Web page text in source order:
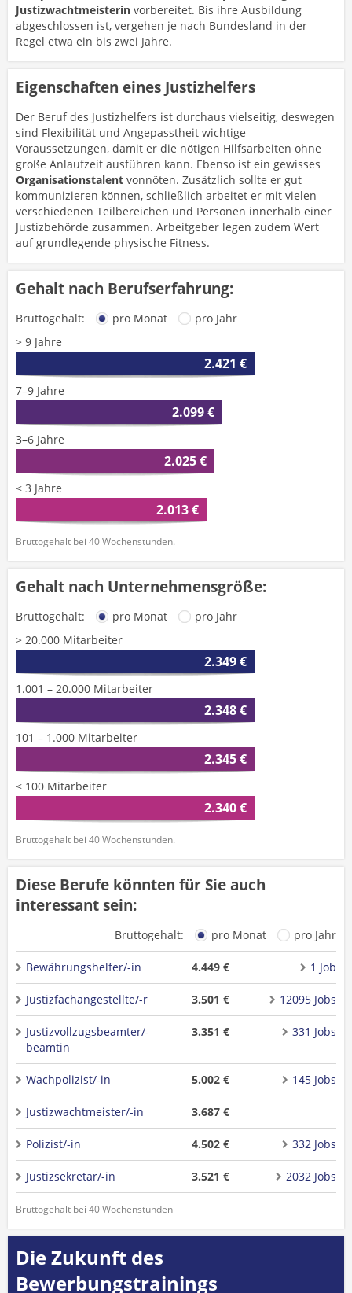
Justizwachtmeisterin vorbereitet. Bis ihre Ausbildung
abgeschlossen ist, vergehen je nach Bundesland in der
Regel etwa ein bis zwei Jahre.
Eigenschaften eines Justizhelfers
Der Beruf des Justizhelfers ist durchaus vielseitig, deswegen
sind Flexibilität und Angepasstheit wichtige
Voraussetzungen, damit er die nötigen Hilfsarbeiten ohne
große Anlaufzeit ausführen kann. Ebenso ist ein gewisses
Organisationstalent vonnöten. Zusätzlich sollte er gut
kommunizieren können, schließlich arbeitet er mit vielen
verschiedenen Teilbereichen und Personen innerhalb einer
Justizbehörde zusammen. Arbeitgeber legen zudem Wert
auf grundlegende physische Fitness.
Gehalt nach Berufserfahrung:
Bruttogehalt: pro Monat
pro Jahr
> 9 Jahre
2.421 €
7–9 Jahre
2.099 €
3–6 Jahre
2.025 €
< 3 Jahre
2.013 €
Bruttogehalt bei 40 Wochenstunden.
Gehalt nach Unternehmensgröße:
Bruttogehalt: pro Monat
pro Jahr
> 20.000 Mitarbeiter
2.349 €
1.001 – 20.000 Mitarbeiter
2.348 €
101 – 1.000 Mitarbeiter
2.345 €
< 100 Mitarbeiter
2.340 €
Bruttogehalt bei 40 Wochenstunden.
Diese Berufe könnten für Sie auch
interessant sein:
Bruttogehalt: pro Monat pro Jahr
Bewährungshelfer/-in 4.449 € 1 Job
Justizfachangestellte/-r 3.501 € 12095 Jobs
Justizvollzugsbeamter/-
beamtin
3.351 € 331 Jobs
Wachpolizist/-in 5.002 € 145 Jobs
Justizwachtmeister/-in 3.687 €
Polizist/-in 4.502 € 332 Jobs
Justizsekretär/-in 3.521 € 2032 Jobs
Bruttogehalt bei 40 Wochenstunden
Die Zukunft des
Bewerbungstrainings